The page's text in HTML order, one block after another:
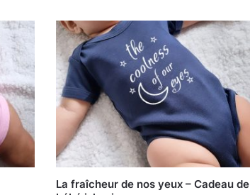
La fraîcheur de nos yeux – Cadeau de